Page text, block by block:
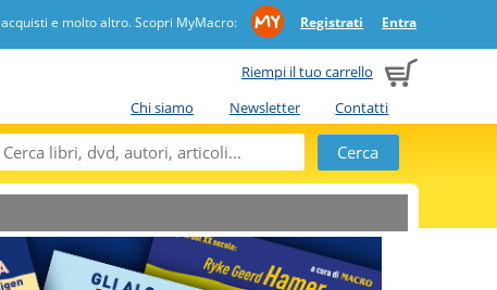
e molto altro. Scopri MyMacro: Registrati Entra
Riempi il tuo carrello
Chi siamo
Newsletter Contatti